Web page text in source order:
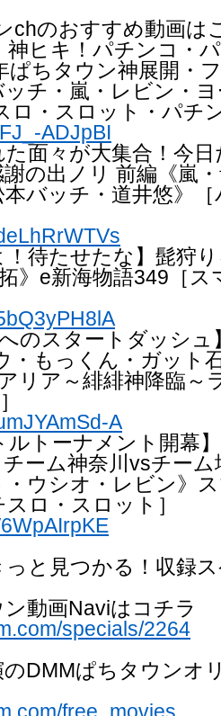
chのおすすめ動画は
神ヒキ！パチンコ・
ぱちタウン神展開・
ッチ・嵐・レビン・
ロ・スロット・パチ
ADJpBI
た面々が大集合！今
の出ノリ 前編《嵐
バッチ・道井悠》
！待たせたな】髭狩
》e新海物語349［
へのスタートダッシュ
・もっくん・ガット
リア～緋緋神降臨～
A
ルトーナメント開幕
ーム神奈川vsチー
ウシオ・レビン》
ロ・スロット］
と見つかる！収録
ン動画Naviはコチラ
specials/2264
DMMぱちタウンオ
free_movies